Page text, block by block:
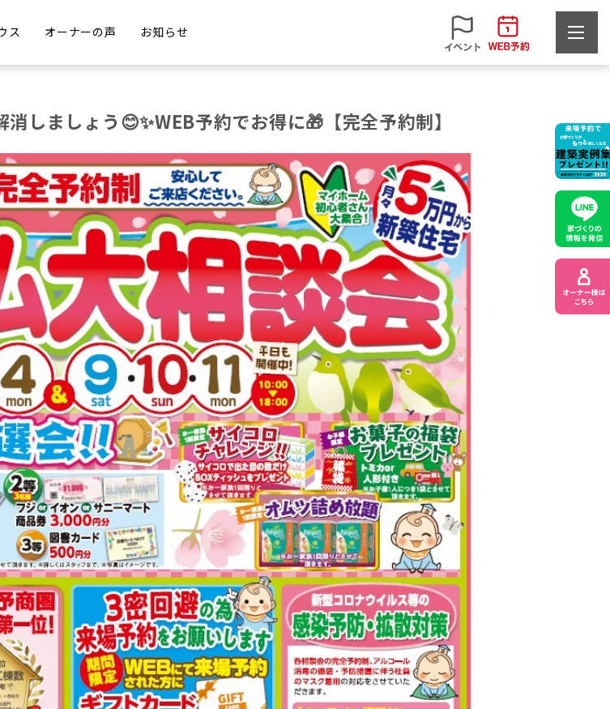
ス オーナーの声 お知らせ
しましょう😊✨WEB予約でお得に🎁【完全予約制】